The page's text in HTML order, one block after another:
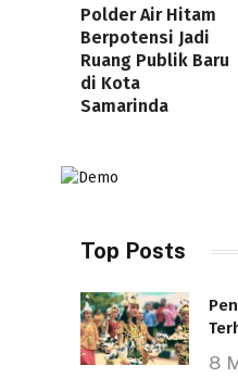
Polder Air Hitam
Berpotensi Jadi
Ruang Publik Baru
di Kota
Samarinda
Top Posts
8